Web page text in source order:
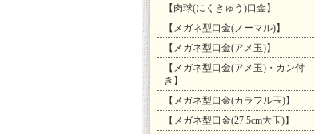
【肉球(にくきゅう)口金】
【メガネ型口金(ノーマル)】
【メガネ型口金(アメ玉)】
【メガネ型口金(アメ玉)・カン付
き】
【メガネ型口金(カラフル玉)】
【メガネ型口金(27.5cm大玉)】